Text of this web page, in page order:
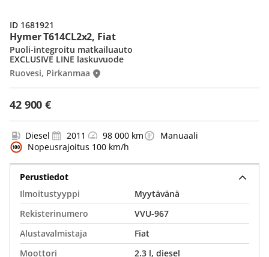
Hymer T614CL2x2, Fiat
42 900 €
Puoli-integroitu matkailuauto
EXCLUSIVE LINE laskuvuode
Ruovesi, Pirkanmaa
ID 1681921
Diesel 2011 98 000 km
Manuaali
Nopeusrajoitus 100 km/h
Perustiedot
Ilmoitustyyppi
Myytävänä
Rekisterinumero
VVU-967
Alustavalmistaja
Fiat
Moottori
2.3 l, diesel